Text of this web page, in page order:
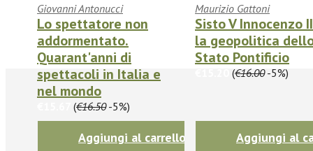
Giovanni Antonucci
Lo spettatore non
addormentato.
Quarant'anni di
spettacoli in Italia e
nel mondo
(€16.50-5%)
Aggiungi al carrello
Maurizio Gattoni
Sisto V Innocenzo
la geopolitica
Stato Pontificio
(€16.00-5%)
Aggiungi al